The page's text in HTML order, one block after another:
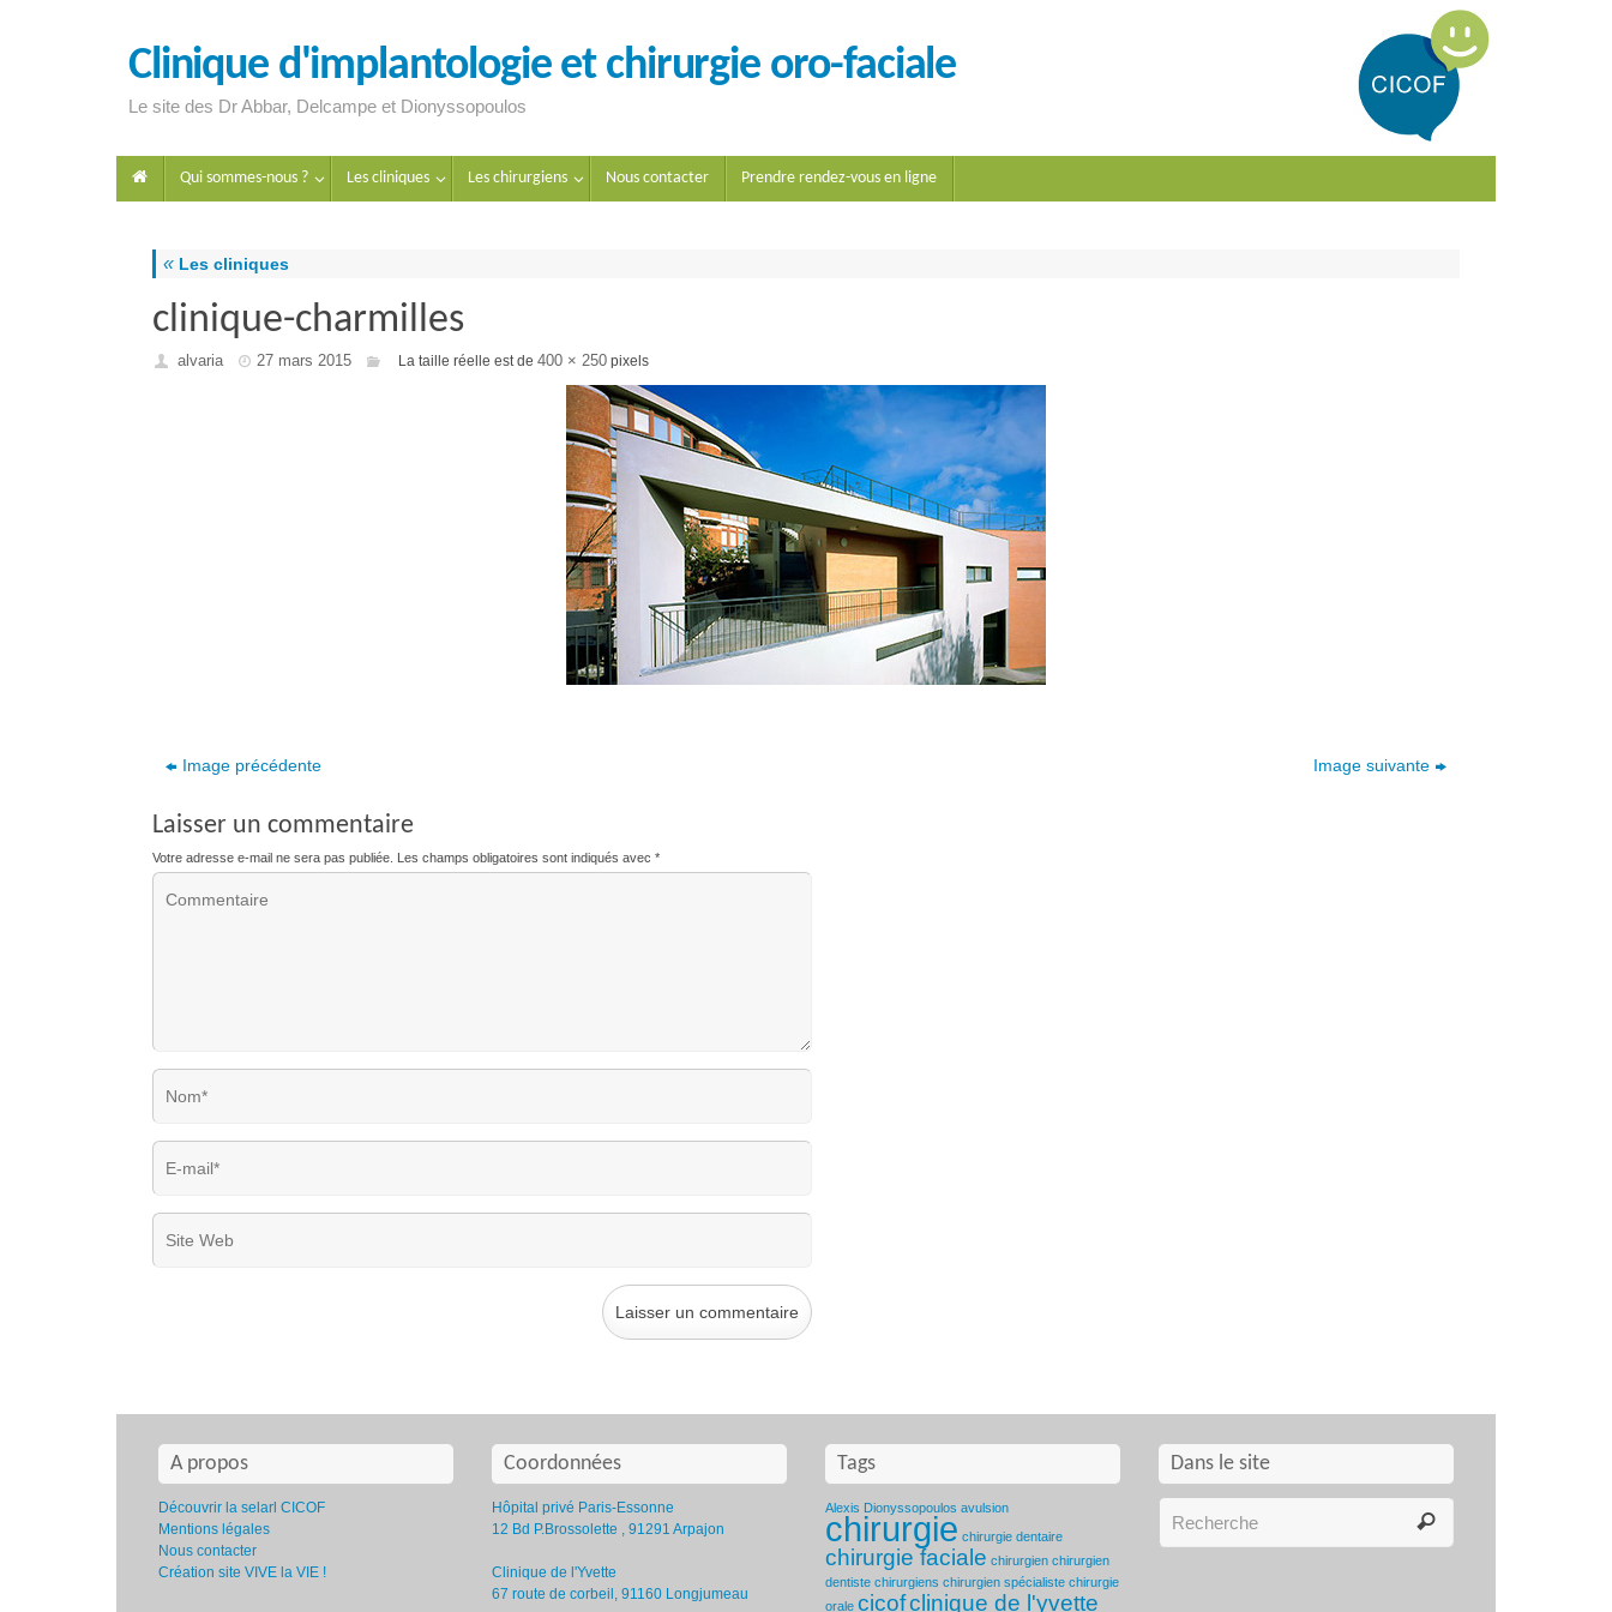
Clinique d'implantologie et chirurgie oro-faciale
Le site des Dr Abbar, Delcampe et Dionyssopoulos
Qui sommes-nous ? Les cliniques Les chirurgiens Nous contacter Prendre rendez-vous en ligne
« Les cliniques
clinique-charmilles
alvaria 27 mars 2015 La taille réelle est de 400 × 250pixels
Image précédente Image suivante
Laisser un commentaire
Votre adresse e-mail ne sera pas publiée. Les champs obligatoires sont indiqués avec *
A propos
Découvrir la selarl CICOF
Mentions légales
Nous contacter
Création site VIVE la VIE !
Coordonnées
Hôpital privé Paris-Essonne
12 Bd P.Brossolette , 91291 Arpajon
Clinique de l'Yvette
67 route de corbeil, 91160 Longjumeau
Tags
Alexis Dionyssopoulos avulsion
chirurgie chirurgie dentaire
chirurgie faciale chirurgien chirurgien
dentiste chirurgiens chirurgien spécialiste chirurgie
orale cicofclinique de l'yvette
Dans le site